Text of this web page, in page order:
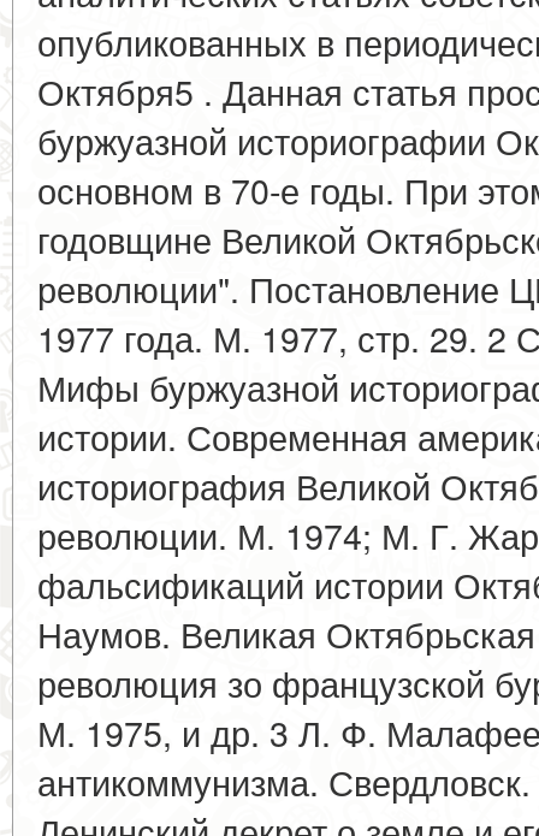
опубликованных в
Октября5 . Данная статья
буржуазной историографии
основном в 70-е годы. При
годовщине Великой
революции". Постановление
1977 года. М. 1977, стр. 29.
Мифы буржуазной
истории. Современная
историография Великой
революции. М. 1974; М. Г.
фальсификаций истории
Наумов. Великая
революция зо французской
М. 1975, и др. 3 Л. Ф.
антикоммунизма.